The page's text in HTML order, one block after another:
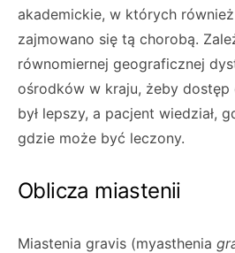
akademickie, w których
zajmowano się tą chorobą.
równomiernej geograficznej
ośrodków w kraju, żeby dostęp
był lepszy, a pacjent wiedział,
gdzie może być leczony.
Oblicza miastenii
Miastenia gravis (myasthenia